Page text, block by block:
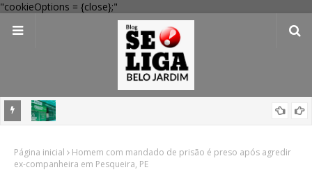
"cookieOptions = {close};"
compras
Mega-Sena 3041: 24 apostas do interior de PE acertam números,
confira resultados
Página inicial
Homem com mandado de prisão é preso após agredir
ex-companheira em Pesqueira, PE